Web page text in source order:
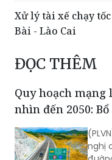
Xử lý tài xế chạy
Bài - Lào Cai
ĐỌC THÊM
Quy hoạch
nhìn đến 2050:
nghị